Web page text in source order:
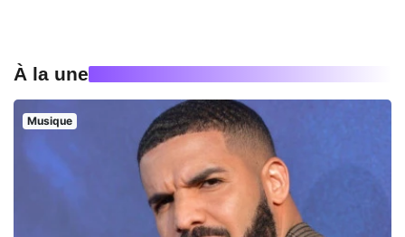
À la une
Musique